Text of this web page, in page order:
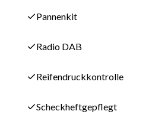
Pannenkit
Radio DAB
Reifendruckkontrolle
Scheckheftgepflegt